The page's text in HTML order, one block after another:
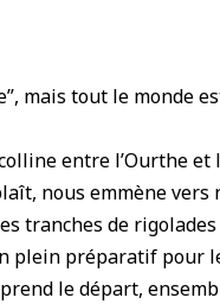
mais tout le monde
entre l’Ourthe et
nous emmène
tranches de
plein préparatif pour
le départ,